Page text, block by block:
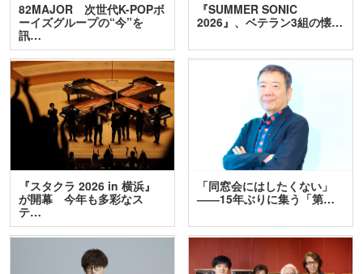
82MAJOR 次世代K-POPボ
ーイズグループの“今”を
訊…
『SUMMER SONIC
2026』、ベテラン3組の懐…
『スタクラ 2026 in 横浜』
が開幕 今年も多彩なス
テ…
「同窓会にはしたくない」
――15年ぶりに集う「第…